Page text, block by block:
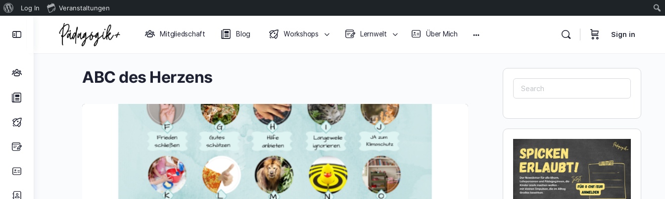
Über
Log In Veranstaltungen
Mitgliedschaft Blog Workshops Lernwelt Über Mich Sign in
ABC des Herzens
Search
for: